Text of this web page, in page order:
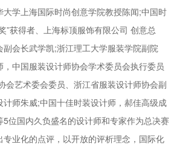
学上海国际时尚创意学院教授陈闻;中国时
”获得者、上海标顶服饰有限公司 创意总
副会长武学凯;浙江理工大学服装学院副院
中国服装设计师协会学术委员会执行委员
会艺术委会委员、浙江省服装设计师协会副
师朱威;中国十佳时装设计师，郝佳高级成
位国内久负盛名的设计师和专家作为总决赛
业化的点评，以开放的评析理念，国际化